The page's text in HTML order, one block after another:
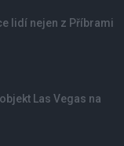
lidí nejen z Příbrami
Las Vegas na